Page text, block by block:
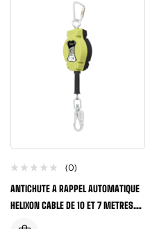
(0)
ANTICHUTE A RAPPEL AUTOMATIQUE
HELIXON CABLE DE 10 ET 7 METRES
POUR USAGE VERTICALE